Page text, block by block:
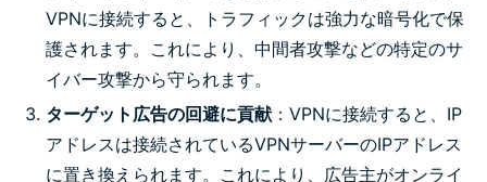
VPNに接続すると、トラフィックは強力な暗号化で保
護されます。これにより、中間者攻撃などの特定のサ
イバー攻撃から守られます。
ターゲット広告の回避に貢献 ：VPNに接続すると、IP
アドレスは接続されているVPNサーバーのIPアドレス
に置き換えられます。これにより、広告主がオンライ